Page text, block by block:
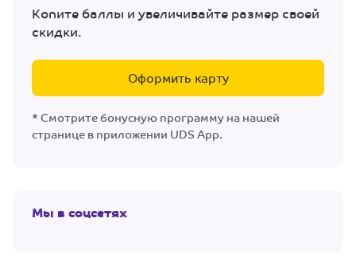
Копите баллы и увеличивайте размер своей
скидки.
Оформить карту
* Смотрите бонусную программу на нашей
странице в приложении UDS App.
Мы в соцсетях